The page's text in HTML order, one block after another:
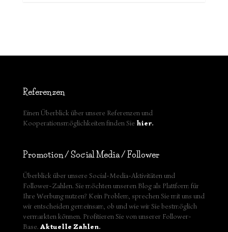
Referenzen
Einen Überblick über unsere Referenzen und
Kooperationsmöglichkeiten finden Sie hier.
Promotion / Social Media / Follower
Überblick über unsere Social-Media-Aktivitäten und
Follower-Zahlen. Sie möchten unseren Blog als Plattform für
Ihre Werbung nutzen? Kein Problem, sprechen Sie mit uns und
wir entscheiden gemeinsam, ob und wie wir Sie bestmöglich
vermarkten können. Profitieren Sie von unserer Follower-
Base. Aktuelle Zahlen.